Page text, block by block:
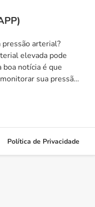
arterial?
elevada pode
boa notícia é que
sua pressão
Política de Privacidade